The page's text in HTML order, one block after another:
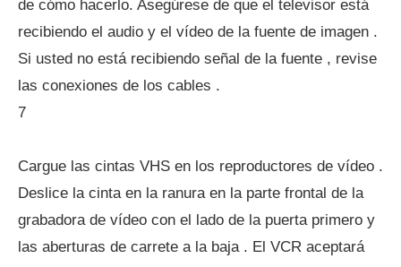
de cómo hacerlo. Asegúrese de que el televisor está
recibiendo el audio y el vídeo de la fuente de imagen .
Si usted no está recibiendo señal de la fuente , revise
las conexiones de los cables .
7
Cargue las cintas VHS en los reproductores de vídeo .
Deslice la cinta en la ranura en la parte frontal de la
grabadora de vídeo con el lado de la puerta primero y
las aberturas de carrete a la baja . El VCR aceptará